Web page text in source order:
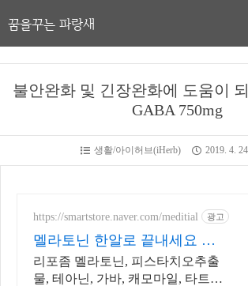
꿈을꾸는 파랑새
불안완화 및 긴장완화에 도움이
GABA 750mg
생활/아이허브(iHerb) 2019. 4.
https://smartstore.naver.com/meditial 광고
멜라토닌 한알로 끝내세요 식
품첨가물 10종 무첨가
리포좀 멜라토닌, 피스타치오추출
물, 테아닌, 가바, 캐모마일, 타트체